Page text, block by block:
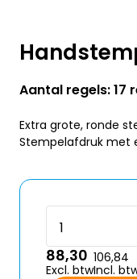
Aantal regels: 17
Extra grote, ronde
Stempelafdruk met
88,30
Excl. btw
106,84
Incl.